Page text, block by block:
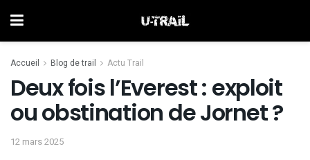
Accueil Blog de trail Actu Trail
Deux fois l’Everest : exploit
ou obstination de Jornet ?
12 mars 2025